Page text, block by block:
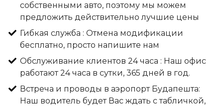
собственными авто, поэтому мы можем
предложить действительно лучшие цены
Гибкая служба : Отмена модификации
бесплатно, просто напишите нам
Обслуживание клиентов 24 часа : Наш офис
работают 24 часа в сутки, 365 дней в год.
Встреча и проводы в аэропорт Будапешта:
Наш водитель будет Вас ждать с табличкой,